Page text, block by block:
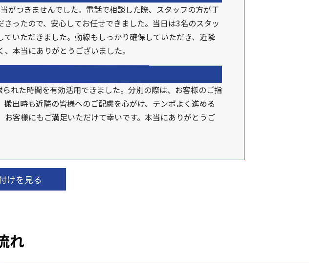
がつきませんでした。電話で相談した際、スタッフの方が丁
ったので、安心してお任せできました。当日は3名のスタッ
いただきました。動線もしっかり確保していただき、近隣
本当にありがとうございました。
れた時間を有効活用できました。分別の際は、お客様のご指
出時も近隣の皆様へのご配慮を心がけ、テンポよく進める
客様にもご満足いただけて幸いです。本当にありがとうご
けを見る
れ